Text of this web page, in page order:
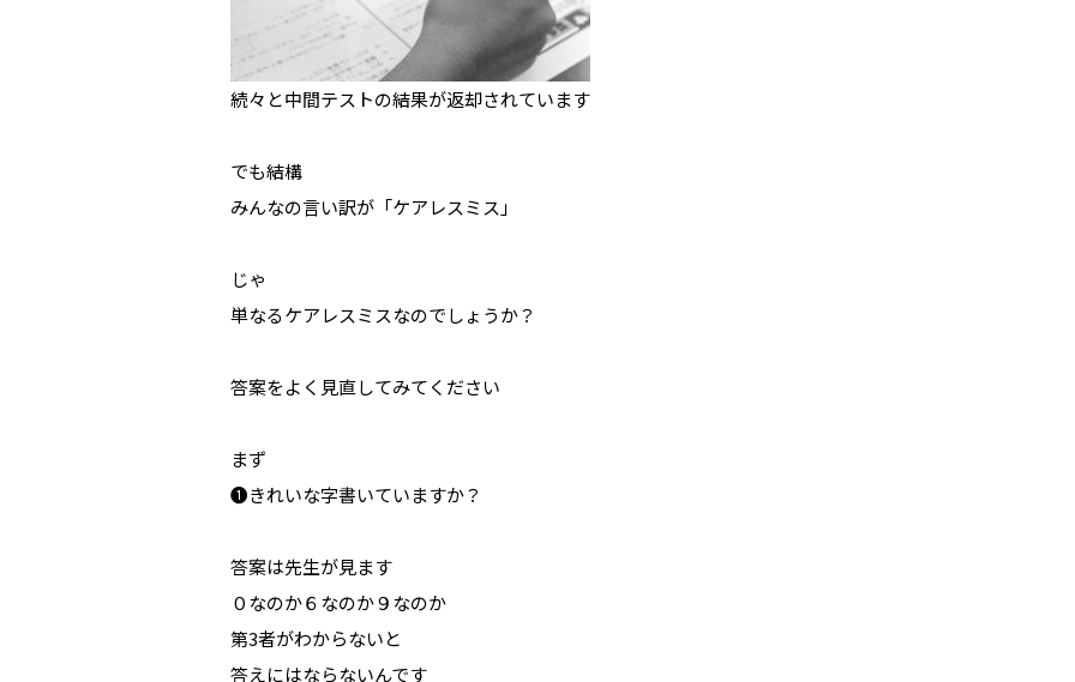
続々と中間テストの結果が返却されています
でも結構
みんなの言い訳が「ケアレスミス」
じゃ
単なるケアレスミスなのでしょうか？
答案をよく見直してみてください
まず
❶きれいな字書いていますか？
答案は先生が見ます
０なのか６なのか９なのか
第3者がわからないと
答えにはならないんです